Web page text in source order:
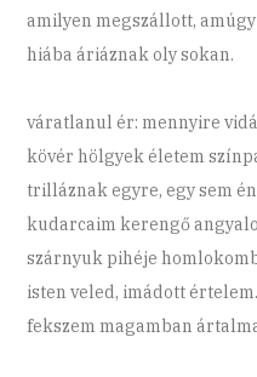
amilyen megszállott,
hiába áriáznak oly sokan.
váratlanul ér: mennyire
kövér hölgyek életem
trilláznak egyre, egy sem
kudarcaim kerengő
szárnyuk pihéje
isten veled, imádott értelem.
fekszem magamban